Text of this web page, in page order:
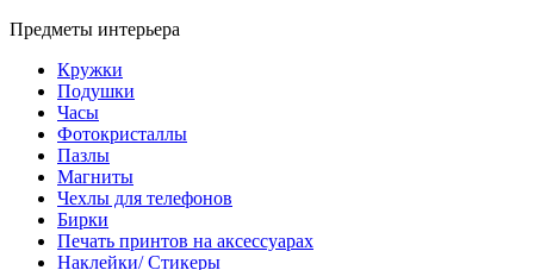
Предметы интерьера
Кружки
Подушки
Часы
Фотокристаллы
Пазлы
Магниты
Чехлы для телефонов
Бирки
Печать принтов на аксессуарах
Наклейки/ Стикеры